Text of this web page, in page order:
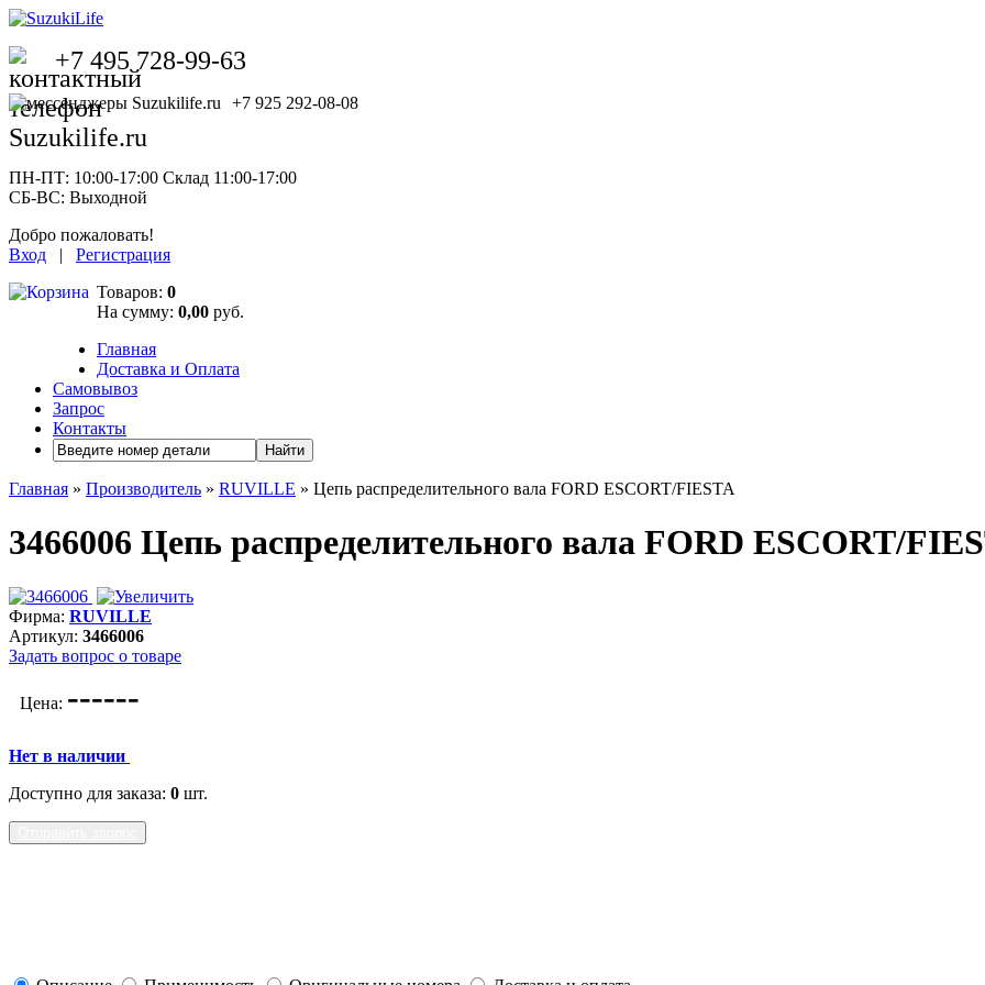
+7 495 728-99-63
+7 925 292-08-08
ПН-ПТ: 10:00-17:00 Склад 11:00-17:00
СБ-ВС: Выходной
Добро пожаловать!
Вход | Регистрация
Товаров: 0
На сумму: 0,00 руб.
Главная
Доставка и Оплата
Самовывоз
Запрос
Контакты
Найти
Главная » Производитель » RUVILLE » Цепь распределительного вала FORD ESCORT/FIESTA
3466006 Цепь распределительного вала FORD ESCORT/
Фирма: RUVILLE
Артикул: 3466006
Задать вопрос о товаре
Цена: ------
Нет в наличии
Доступно для заказа: 0 шт.